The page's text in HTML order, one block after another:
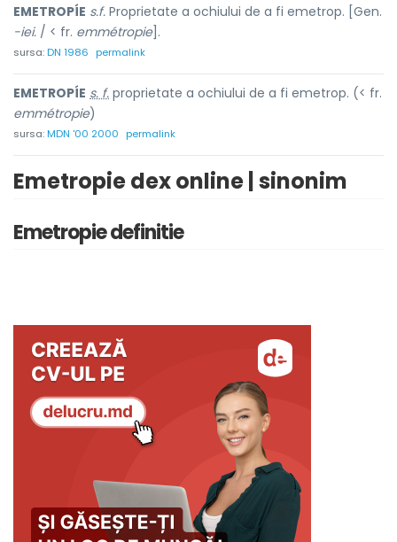
EMETROPÍE s.f. Proprietate a ochiului de a fi emetrop. [Gen.
-iei. / < fr. emmétropie].
sursa:DN 1986 permalink
EMETROPÍE s. f. proprietate a ochiului de a fi emetrop. (< fr.
emmétropie)
sursa:MDN '00 2000 permalink
Emetropie dex online | sinonim
Emetropie definitie